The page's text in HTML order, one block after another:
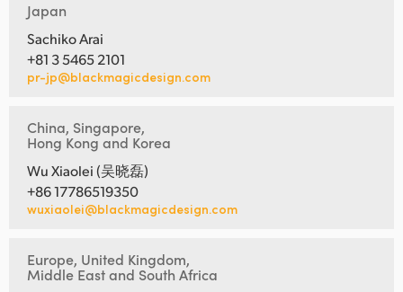
Japan
Sachiko Arai
+81 3 5465 2101
pr-jp@blackmagicdesign.com
China, Singapore,
Hong Kong and Korea
Wu Xiaolei (吴晓磊)
+86 17786519350
wuxiaolei@blackmagicdesign.com
Europe, United Kingdom,
Middle East and South Africa